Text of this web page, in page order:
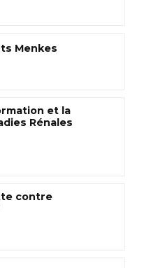
Menkes
et la
Rénales
contre